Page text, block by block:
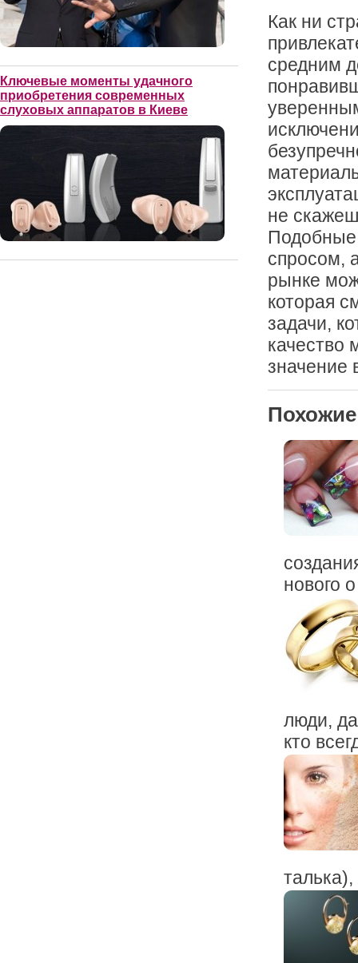
Ключевые моменты удачного
приобретения современных
слуховых аппаратов в Киеве
Как ни
средним
не
Подобные
спросом,
рынке
которая
задачи,
качество
значение
нового
люди,
кто